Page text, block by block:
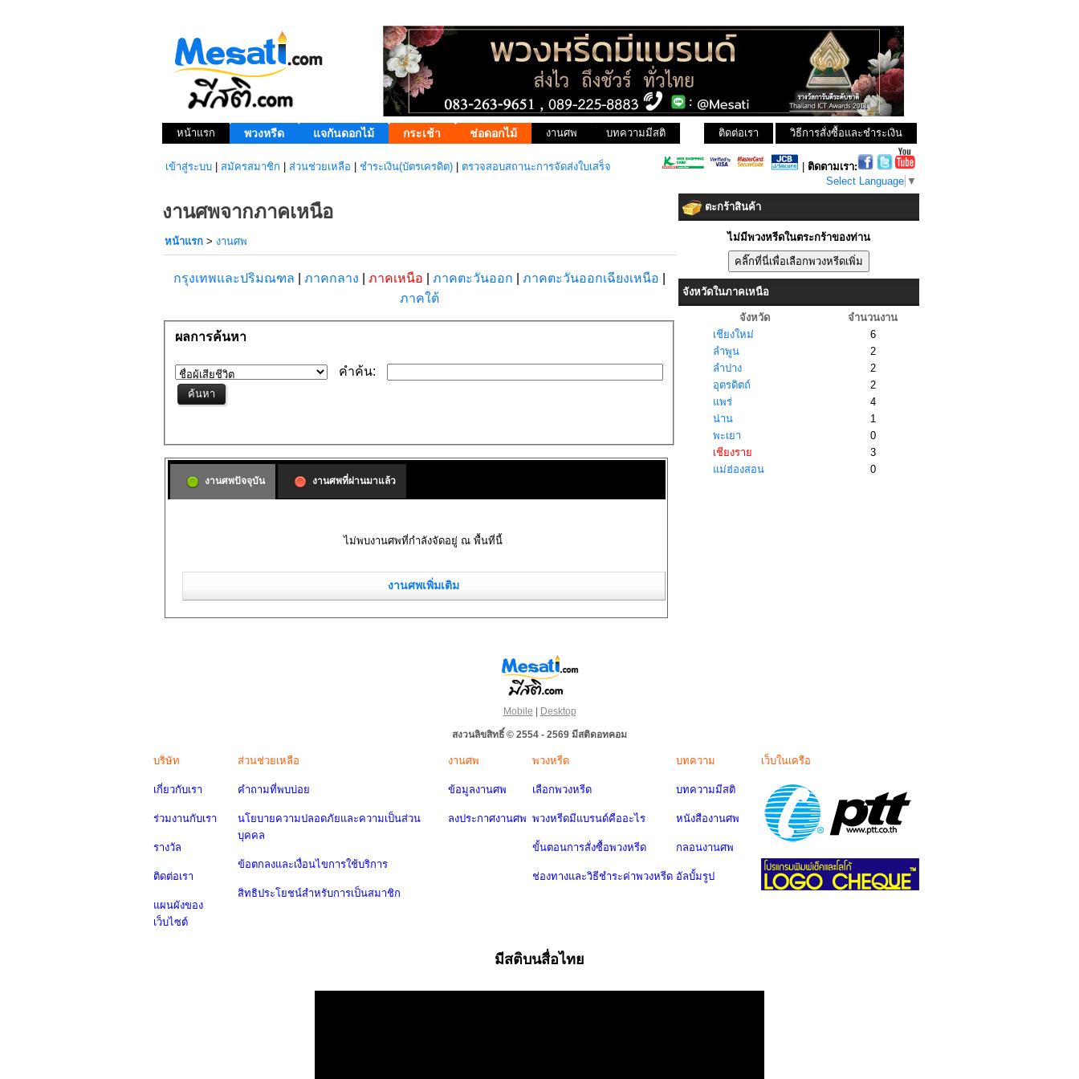
หน้าแรก พวงหรีด แจกันดอกไม้ กระเช้า ช่อดอกไม้ งานศพ บทความมีสติ วิธีการสั่งซื้อและชำระเงิน
ติดต่อเรา
เข้าสู่ระบบ สมัครสมาชิก ส่วนช่วยเหลือ ชำระเงิน(บัตรเครดิต) ตรวจสอบสถานะการจัดส่งใบเสร็จ
ติดตามเรา:
Select Language ▼
งานศพจากภาคเหนือ
หน้าแรก > งานศพ
กรุงเทพและปริมณฑล ภาคกลาง ภาคเหนือ ภาคตะวันออก ภาคตะวันออกเฉียงเหนือ
ภาคใต้
ผลการค้นหา
คำค้น:
งานศพปัจจุบัน งานศพที่ผ่านมาแล้ว
ไม่พบงานศพที่กำลังจัดอยู่ ณ พื้นที่นี้
งานศพเพิ่มเติม
ตะกร้าสินค้า
ไม่มีพวงหรีดในตระกร้าของท่าน
จังหวัดในภาคเหนือ
จังหวัด
จำนวนงาน
เชียงใหม่
6
ลำพูน
2
ลำปาง
2
อุตรดิตถ์
2
แพร่
4
น่าน
1
พะเยา
0
เชียงราย
3
แม่ฮ่องสอน
0
Mobile | Desktop
สงวนลิขสิทธิ์ © 2554 - 2569 มีสติดอทคอม
บริษัท
เกี่ยวกับเรา
ร่วมงานกับเรา
รางวัล
ติดต่อเรา
แผนผังของ
เว็บไซต์
ส่วนช่วยเหลือ
คำถามที่พบบ่อย
นโยบายความปลอดภัยและความเป็นส่วน
บุคคล
ข้อตกลงและเงื่อนไขการใช้บริการ
สิทธิประโยชน์สำหรับการเป็นสมาชิก
งานศพ
ข้อมูลงานศพ
ลงประกาศงานศพ
พวงหรีด
เลือกพวงหรีด
พวงหรีดมีแบรนด์คืออะไร
ขั้นตอนการสั่งซื้อพวงหรีด
ช่องทางและวิธีชำระค่าพวงหรีด
บทความ
บทความมีสติ
หนังสืองานศพ
กลอนงานศพ
อัลบั้มรูป
เว็บในเครือ
มีสติบนสื่อไทย